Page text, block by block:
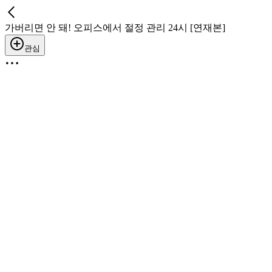
가버리면 안 돼! 오피스에서 절정 관리 24시 [연재본]
관심